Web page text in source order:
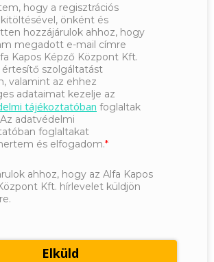
hogy a regisztrációs
önként és
hozzájárulok ahhoz, hogy
megadott e-mail címre
Kapos Képző Központ Kft.
értesítő szolgáltatást
valamint az ehhez
adataimat kezelje az
tájékoztatóban foglaltak
adatvédelmi
foglaltakat
és elfogadom.
ahhoz, hogy az Alfa Kapos
Kft. hírlevelet küldjön